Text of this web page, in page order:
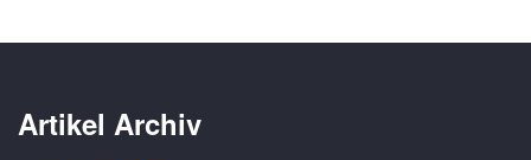
Artikel Archiv